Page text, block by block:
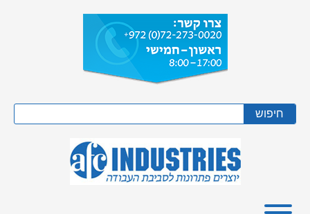
חיפוש